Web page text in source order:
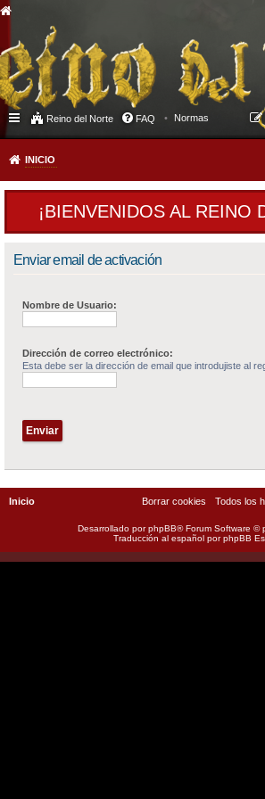
Reino del Norte FAQ Normas
INICIO
¡BIENVENIDOS AL REINO
Enviar email de activación
Nombre de Usuario:
Dirección de correo electrónico:
Esta debe ser la dirección de email que introdujiste al
Inicio Todos los
Borrar cookies
Desarrollado porphpBB® Forum Software ©
Traducción al español porphpBB